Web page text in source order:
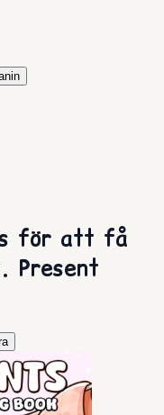
för att få
Present